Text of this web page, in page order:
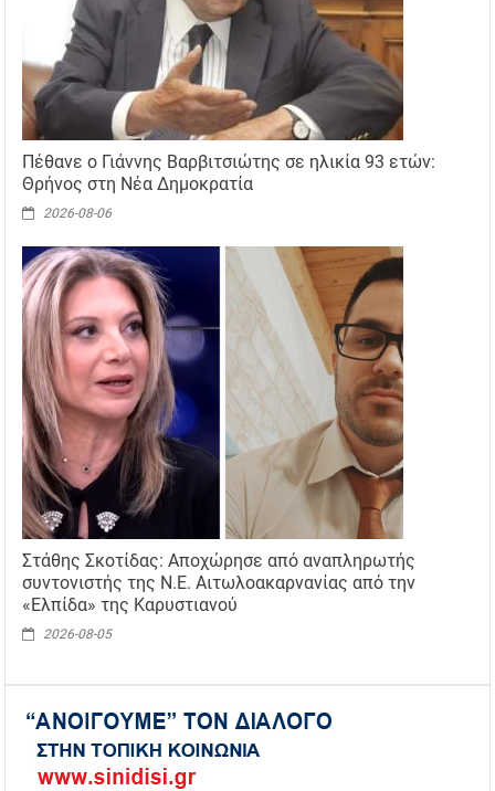
Πέθανε ο Γιάννης Βαρβιτσιώτης σε ηλικία 93 ετών:
Θρήνος στη Νέα Δημοκρατία
2026-08-06
Στάθης Σκοτίδας: Αποχώρησε από αναπληρωτής
συντονιστής της Ν.Ε. Αιτωλοακαρνανίας από την
«Ελπίδα» της Καρυστιανού
2026-08-05